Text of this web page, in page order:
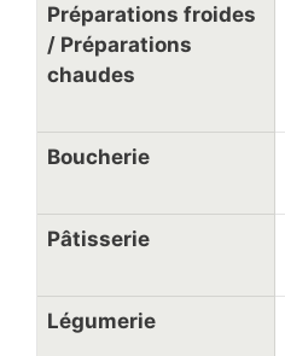
Préparations froides
/ Préparations
chaudes
Boucherie
Pâtisserie
Légumerie